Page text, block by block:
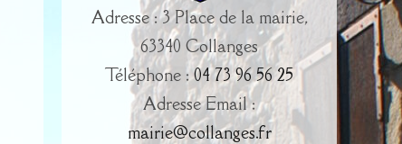
Adresse : 3 Place de la mairie,
63340 Collanges
Téléphone : 04 73 96 56 25
Adresse Email :
mairie@collanges.fr